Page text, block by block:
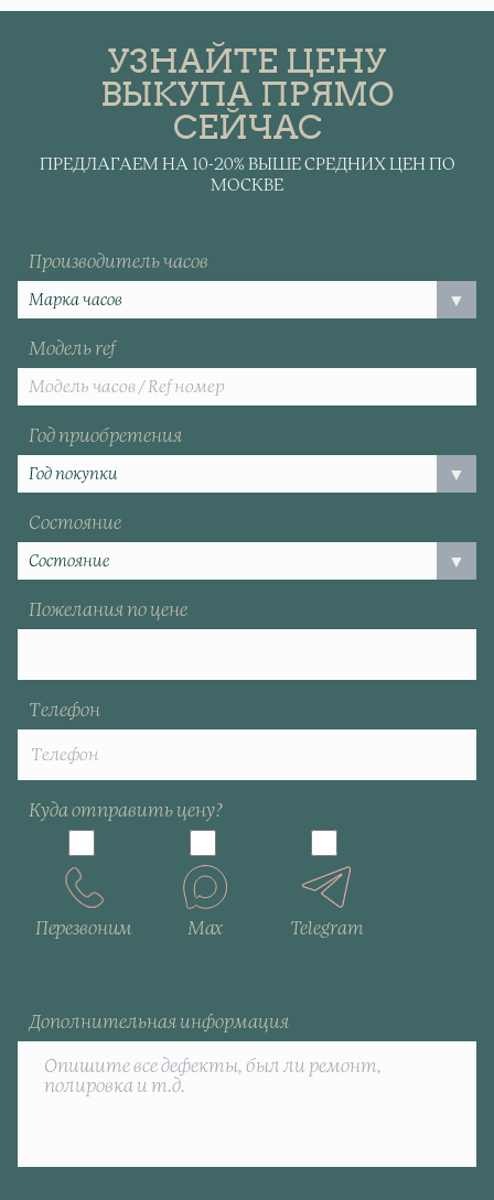
УЗНАЙТЕ ЦЕНУ
ВЫКУПА ПРЯМО
СЕЙЧАС
ПРЕДЛАГАЕМ НА 10-20% ВЫШЕ СРЕДНИХ ЦЕН ПО
МОСКВЕ
Производитель часов
Модель ref
Год приобретения
Состояние
Пожелания по цене
Телефон
Куда отправить цену?
Перезвоним Max Telegram
Дополнительная информация